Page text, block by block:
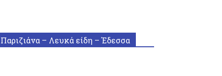
Παριζιάνα – Λευκά είδη – Έδεσσα